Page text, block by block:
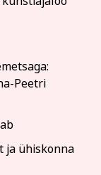
Peetri
ja ühiskonna